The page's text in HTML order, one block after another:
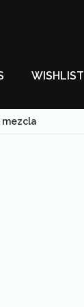
WISHLIST
mezcla